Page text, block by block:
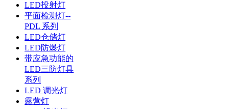
LED投射灯
平面检测灯--
PDL 系列
LED仓储灯
LED防爆灯
带应急功能的
LED三防灯具
系列
LED 调光灯
露营灯